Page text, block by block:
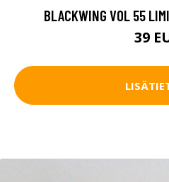
BLACKWING VOL 55
39